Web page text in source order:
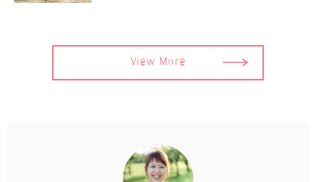
View More